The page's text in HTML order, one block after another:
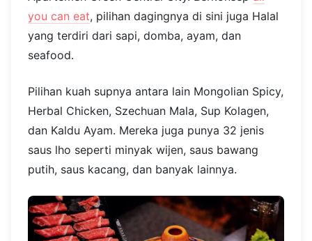
you can eat, pilihan dagingnya di sini juga Halal
yang terdiri dari sapi, domba, ayam, dan
seafood.
Pilihan kuah supnya antara lain Mongolian Spicy,
Herbal Chicken, Szechuan Mala, Sup Kolagen,
dan Kaldu Ayam. Mereka juga punya 32 jenis
saus lho seperti minyak wijen, saus bawang
putih, saus kacang, dan banyak lainnya.